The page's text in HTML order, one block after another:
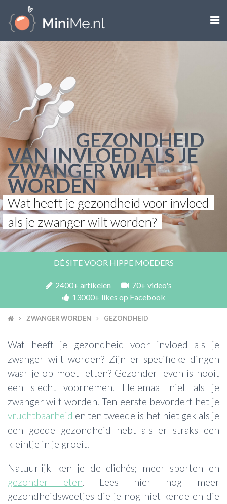

ZWANGER WORDEN
ZWANGER
BABY
PEUTER
KIND
LIFESTYLE
DOEN MET KINDEREN
SHOPS
ACTIES & KORTING
GEZONDHEID
VAN INVLOED ALS JE
ZWANGER WILT
WORDEN
Wat heeft je gezondheid voor invloed
als je zwanger wilt worden?
DÉ SITE VOOR HIPPE MOEDERS
2400+ artikelen
70+ video's
13000+ likes op Facebook
ZWANGER WORDEN GEZONDHEID
Wat heeft je gezondheid voor invloed als je
zwanger wilt worden? Zijn er specifieke dingen
waar je op moet letten? Gezonder leven is nooit
een slecht voornemen. Helemaal niet als je
zwanger wilt worden. Ten eerste bevordert het je
vruchtbaarheid en ten tweede is het niet gek als je
een goede gezondheid hebt als er straks een
kleintje in je groeit.
Natuurlijk ken je de clichés; meer sporten en
gezonder eten. Lees hier nog meer
gezondheidsweetjes die je nog niet kende en die